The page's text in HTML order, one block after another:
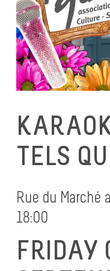
TELS
Rue du Marché
18:00
FRIDAY